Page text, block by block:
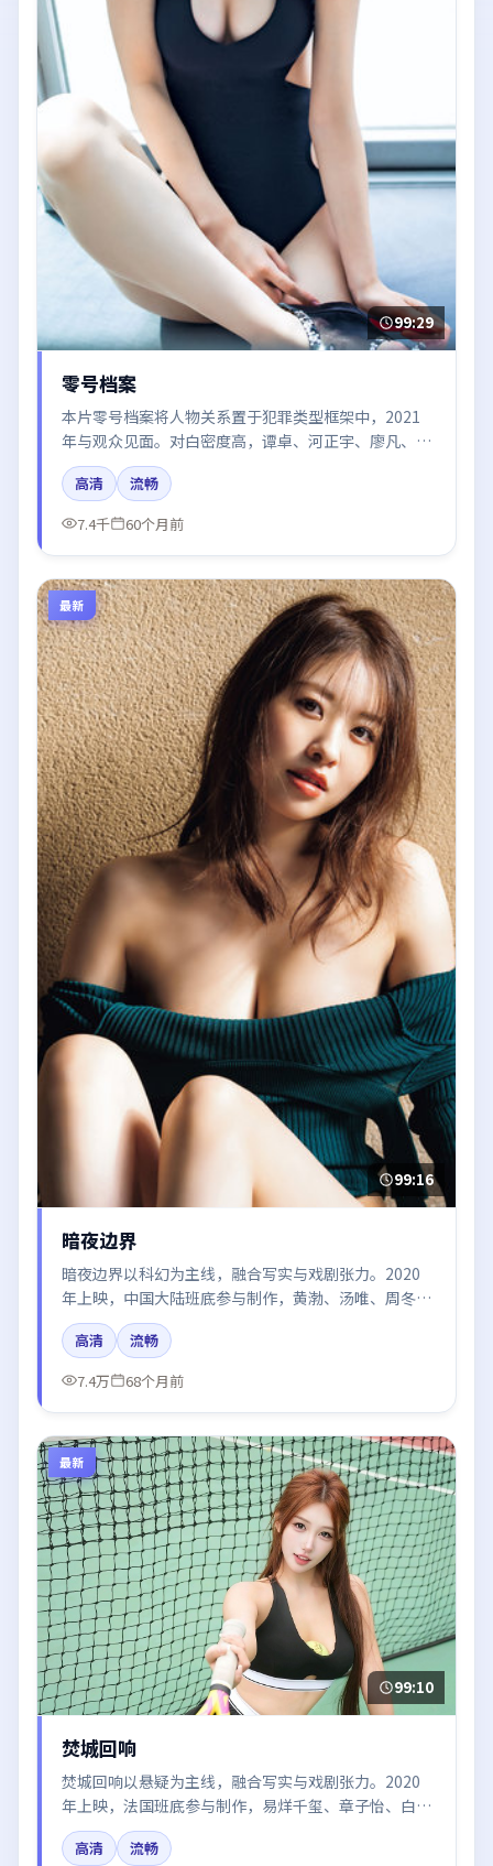
99:29
零号档案
本片零号档案将人物关系置于犯罪类型框架中，2021
年与观众见面。对白密度高，谭卓、河正宇、廖凡、章
子怡的台词节奏值得关注；整体气质偏中国香港都市与
冷色调摄影。
高清
流畅
7.4千
60个月前
最新
99:16
暗夜边界
暗夜边界以科幻为主线，融合写实与戏剧张力。2020
年上映，中国大陆班底参与制作，黄渤、汤唯、周冬
雨、木村拓哉、王凯在片中呈现细腻表演，影像风格统
一，配乐与剪辑强化了情绪曲线。
高清
流畅
7.4万
68个月前
最新
99:10
焚城回响
焚城回响以悬疑为主线，融合写实与戏剧张力。2020
年上映，法国班底参与制作，易烊千玺、章子怡、白
宇、秦海璐在片中呈现细腻表演，影像风格统一，配乐
与剪辑强化了情绪曲线。
高清
流畅